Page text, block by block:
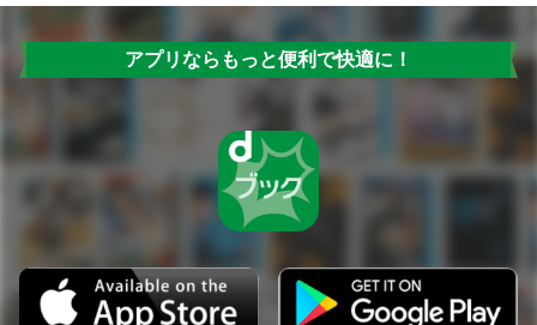
アプリならもっと便利で快適に！